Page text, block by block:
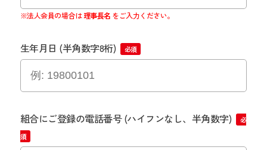
※法人会員の場合は理事長名 をご入力ください。
生年月日 (半角数字8桁)
組合にご登録の電話番号 (ハイフンなし、半角数字)